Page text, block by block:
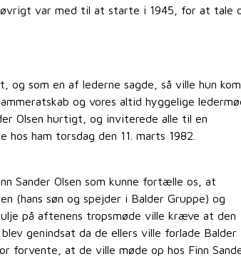
øvrigt var med til at starte i 1945, for at tale
og som en af lederne sagde, så ville hun
og vores altid hyggelige
Olsen hurtigt, og inviterede alle til en
hos ham torsdag den 11. marts 1982.
Sander Olsen som kunne fortælle os, at
(hans søn og spejder i Balder Gruppe) og
på aftenens tropsmøde ville kræve at den
genindsat da de ellers ville forlade Balder
forvente, at de ville møde op hos Finn